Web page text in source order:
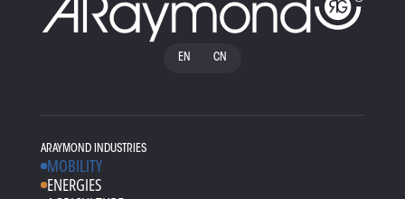
EN CN
ARAYMOND INDUSTRIES
MOBILITY
ENERGIES